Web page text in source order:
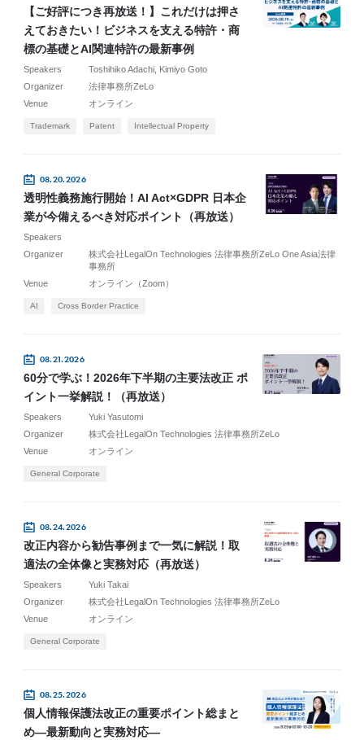
【ご好評につき再放送！】これだけは押さ
えておきたい！ビジネスを支える特許・商
標の基礎とAI関連特許の最新事例
Speakers Toshihiko Adachi
Kimiyo Goto
Organizer
法律事務所ZeLo
Venue
オンライン
Trademark Patent Intellectual Property
08.20.2026
透明性義務施行開始！AI Act×GDPR 日本企
業が今備えるべき対応ポイント（再放送）
Speakers
Organizer
株式会社LegalOn Technologies 法律事務所ZeLo One Asia法律
事務所
Venue
オンライン（Zoom）
AI Cross Border Practice
08.21.2026
60分で学ぶ！2026年下半期の主要法改正 ポ
イント一挙解説！（再放送）
Speakers
Yuki Yasutomi
Organizer
株式会社LegalOn Technologies 法律事務所ZeLo
Venue
オンライン
General Corporate
08.24.2026
改正内容から勧告事例まで一気に解説！取
適法の全体像と実務対応（再放送）
Speakers
Yuki Takai
Organizer
株式会社LegalOn Technologies 法律事務所ZeLo
Venue
オンライン
General Corporate
08.25.2026
個人情報保護法改正の重要ポイント総まと
め―最新動向と実務対応―